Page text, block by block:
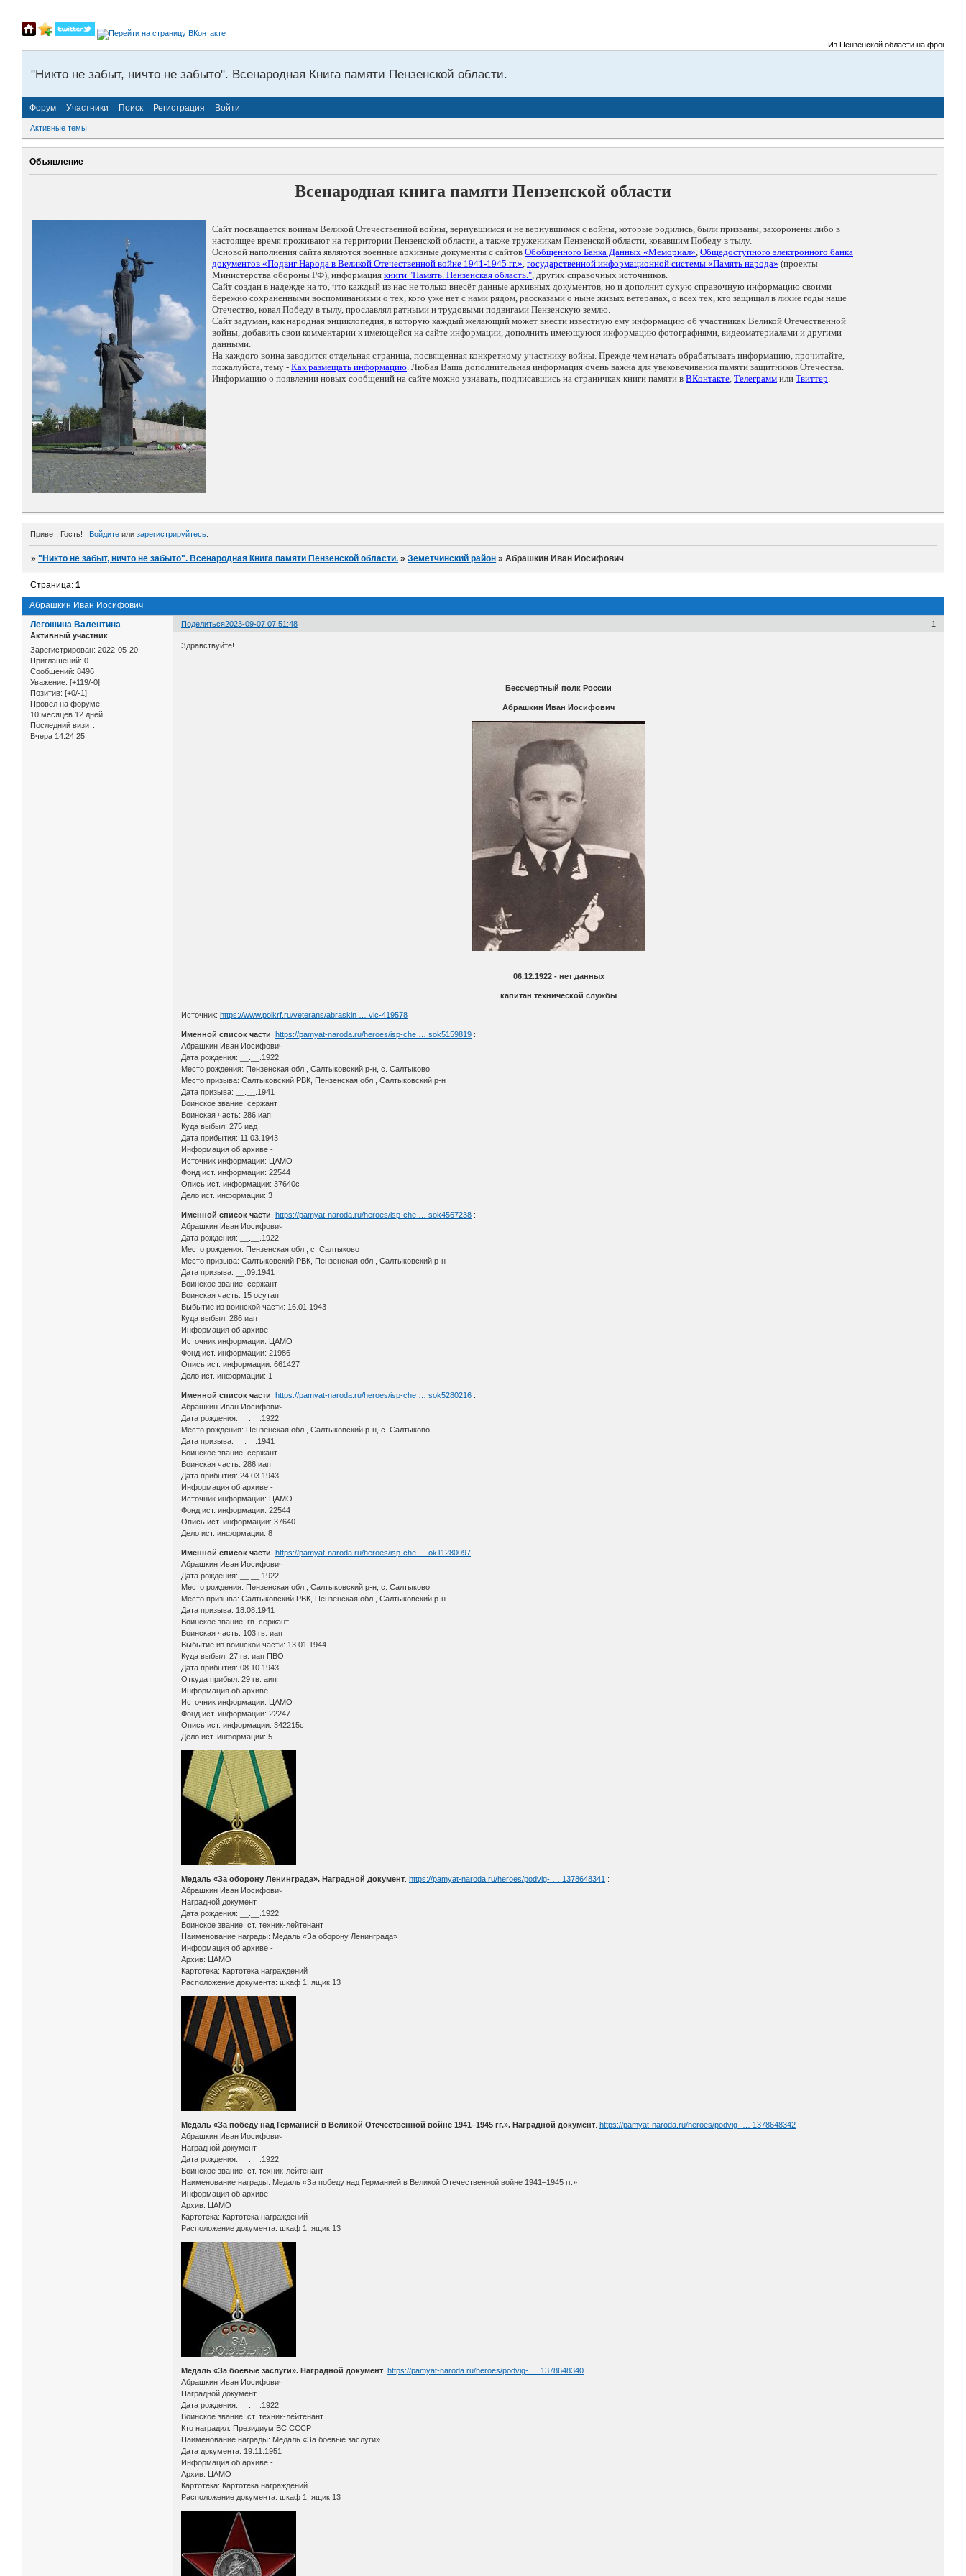
Из Пензенской области на фронты
"Никто не забыт, ничто не забыто". Всенародная Книга памяти Пензенской области.
Форум Участники Поиск Регистрация Войти
Активные темы
Объявление
Всенародная книга памяти Пензенской области
Сайт посвящается воинам Великой Отечественной войны, вернувшимся и не вернувшимся с войны, которые родились, были призваны, захоронены либо в
настоящее время проживают на территории Пензенской области, а также труженикам Пензенской области, ковавшим Победу в тылу.
Основой наполнения сайта являются военные архивные документы с сайтов Обобщенного Банка Данных «Мемориал», Общедоступного электронного банка
документов «Подвиг Народа в Великой Отечественной войне 1941-1945 гг.», государственной информационной системы «Память народа» (проекты
Министерства обороны РФ), информация книги "Память. Пензенская область.", других справочных источников.
Сайт создан в надежде на то, что каждый из нас не только внесёт данные архивных документов, но и дополнит сухую справочную информацию своими
бережно сохраненными воспоминаниями о тех, кого уже нет с нами рядом, рассказами о ныне живых ветеранах, о всех тех, кто защищал в лихие годы наше
Отечество, ковал Победу в тылу, прославлял ратными и трудовыми подвигами Пензенскую землю.
Сайт задуман, как народная энциклопедия, в которую каждый желающий может внести известную ему информацию об участниках Великой Отечественной
войны, добавить свои комментарии к имеющейся на сайте информации, дополнить имеющуюся информацию фотографиями, видеоматериалами и другими
данными.
На каждого воина заводится отдельная страница, посвященная конкретному участнику войны. Прежде чем начать обрабатывать информацию, прочитайте,
пожалуйста, тему - Как размещать информацию. Любая Ваша дополнительная информация очень важна для увековечивания памяти защитников Отечества.
Информацию о появлении новых сообщений на сайте можно узнавать, подписавшись на страничках книги памяти в ВКонтакте, Телеграмм или Твиттер.
Привет, Гость! Войдитеили зарегистрируйтесь.
»"Никто не забыт, ничто не забыто". Всенародная Книга памяти Пензенской области. »Земетчинский район »Абрашкин Иван Иосифович
Абрашкин Иван Иосифович
Страница:1
Поделиться 1
2023-09-07 07:51:48
Легошина Валентина
Активный участник
Зарегистрирован: 2022-05-20
Приглашений: 0
Сообщений: 8496
Уважение: [+119/-0]
Позитив: [+0/-1]
Провел на форуме:
10 месяцев 12 дней
Последний визит:
Вчера 14:24:25
Здравствуйте!
Бессмертный полк России
Абрашкин Иван Иосифович
06.12.1922 - нет данных
капитан технической службы
Источник:https://www.polkrf.ru/veterans/abraskin … vic-419578
Именной список части .https://pamyat-naroda.ru/heroes/isp-che … sok5159819 :
Абрашкин Иван Иосифович
Дата рождения: __.__.1922
Место рождения: Пензенская обл., Салтыковский р-н, с. Салтыково
Место призыва: Салтыковский РВК, Пензенская обл., Салтыковский р-н
Дата призыва: __.__.1941
Воинское звание: сержант
Воинская часть: 286 иап
Куда выбыл: 275 иад
Дата прибытия: 11.03.1943
Информация об архиве -
Источник информации: ЦАМО
Фонд ист. информации: 22544
Опись ист. информации: 37640с
Дело ист. информации: 3
Именной список части .https://pamyat-naroda.ru/heroes/isp-che … sok4567238 :
Абрашкин Иван Иосифович
Дата рождения: __.__.1922
Место рождения: Пензенская обл., с. Салтыково
Место призыва: Салтыковский РВК, Пензенская обл., Салтыковский р-н
Дата призыва: __.09.1941
Воинское звание: сержант
Воинская часть: 15 осутап
Выбытие из воинской части: 16.01.1943
Куда выбыл: 286 иап
Информация об архиве -
Источник информации: ЦАМО
Фонд ист. информации: 21986
Опись ист. информации: 661427
Дело ист. информации: 1
Именной список части .https://pamyat-naroda.ru/heroes/isp-che … sok5280216 :
Абрашкин Иван Иосифович
Дата рождения: __.__.1922
Место рождения: Пензенская обл., Салтыковский р-н, с. Салтыково
Дата призыва: __.__.1941
Воинское звание: сержант
Воинская часть: 286 иап
Дата прибытия: 24.03.1943
Информация об архиве -
Источник информации: ЦАМО
Фонд ист. информации: 22544
Опись ист. информации: 37640
Дело ист. информации: 8
Именной список части .https://pamyat-naroda.ru/heroes/isp-che … ok11280097 :
Абрашкин Иван Иосифович
Дата рождения: __.__.1922
Место рождения: Пензенская обл., Салтыковский р-н, с. Салтыково
Место призыва: Салтыковский РВК, Пензенская обл., Салтыковский р-н
Дата призыва: 18.08.1941
Воинское звание: гв. сержант
Воинская часть: 103 гв. иап
Выбытие из воинской части: 13.01.1944
Куда выбыл: 27 гв. иап ПВО
Дата прибытия: 08.10.1943
Откуда прибыл: 29 гв. аип
Информация об архиве -
Источник информации: ЦАМО
Фонд ист. информации: 22247
Опись ист. информации: 342215с
Дело ист. информации: 5
Медаль «За оборону Ленинграда». Наградной документ .https://pamyat-naroda.ru/heroes/podvig- … 1378648341 :
Абрашкин Иван Иосифович
Наградной документ
Дата рождения: __.__.1922
Воинское звание: ст. техник-лейтенант
Наименование награды: Медаль «За оборону Ленинграда»
Информация об архиве -
Архив: ЦАМО
Картотека: Картотека награждений
Расположение документа: шкаф 1, ящик 13
Медаль «За победу над Германией в Великой Отечественной войне 1941–1945 гг.». Наградной документ .https://pamyat-naroda.ru/heroes/podvig- … 1378648342 :
Абрашкин Иван Иосифович
Наградной документ
Дата рождения: __.__.1922
Воинское звание: ст. техник-лейтенант
Наименование награды: Медаль «За победу над Германией в Великой Отечественной войне 1941–1945 гг.»
Информация об архиве -
Архив: ЦАМО
Картотека: Картотека награждений
Расположение документа: шкаф 1, ящик 13
Медаль «За боевые заслуги». Наградной документ .https://pamyat-naroda.ru/heroes/podvig- … 1378648340 :
Абрашкин Иван Иосифович
Наградной документ
Дата рождения: __.__.1922
Воинское звание: ст. техник-лейтенант
Кто наградил: Президиум ВС СССР
Наименование награды: Медаль «За боевые заслуги»
Дата документа: 19.11.1951
Информация об архиве -
Архив: ЦАМО
Картотека: Картотека награждений
Расположение документа: шкаф 1, ящик 13